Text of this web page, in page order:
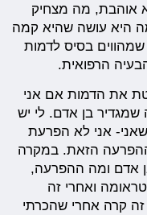
אוהבת, מה מצחיק
היא עושה שהיא קמה
בסיס לדמות
הרפואית.
את הדמות אם אני
בן אדם. לי יש
אני לא הפרעת
הזאת. במקרה
אדם ומה ההפרעה,
ואחרי זה
קרה אחרי שהכרתי